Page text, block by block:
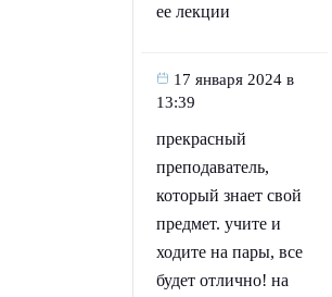
ее лекции
17 января 2024 в
13:39
прекрасный
преподаватель,
который знает свой
предмет. учите и
ходите на пары, все
будет отлично! на